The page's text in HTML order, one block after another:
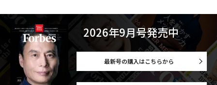
2026年9月号発売中
最新号の購入はこちらから